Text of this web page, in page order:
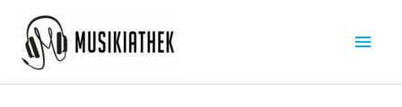
Inhalt
springen